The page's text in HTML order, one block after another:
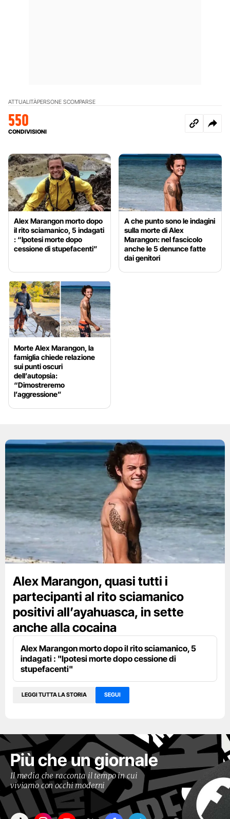
ATTUALITÀPERSONE SCOMPARSE
550
CONDIVISIONI
Alex Marangon morto dopo
il rito sciamanico, 5 indagati
: “Ipotesi morte dopo
cessione di stupefacenti”
A che punto sono le indagini
sulla morte di Alex
Marangon: nel fascicolo
anche le 5 denunce fatte
dai genitori
Morte Alex Marangon, la
famiglia chiede relazione
sui punti oscuri
dell’autopsia:
“Dimostreremo
l’aggressione”
Alex Marangon, quasi tutti i
partecipanti al rito sciamanico
positivi all’ayahuasca, in sette
anche alla cocaina
Alex Marangon morto dopo il rito sciamanico, 5
indagati : "Ipotesi morte dopo cessione di
stupefacenti"
LEGGI TUTTA LA STORIA SEGUI
Più che un giornale
Il media che racconta il tempo in cui
viviamo con occhi moderni